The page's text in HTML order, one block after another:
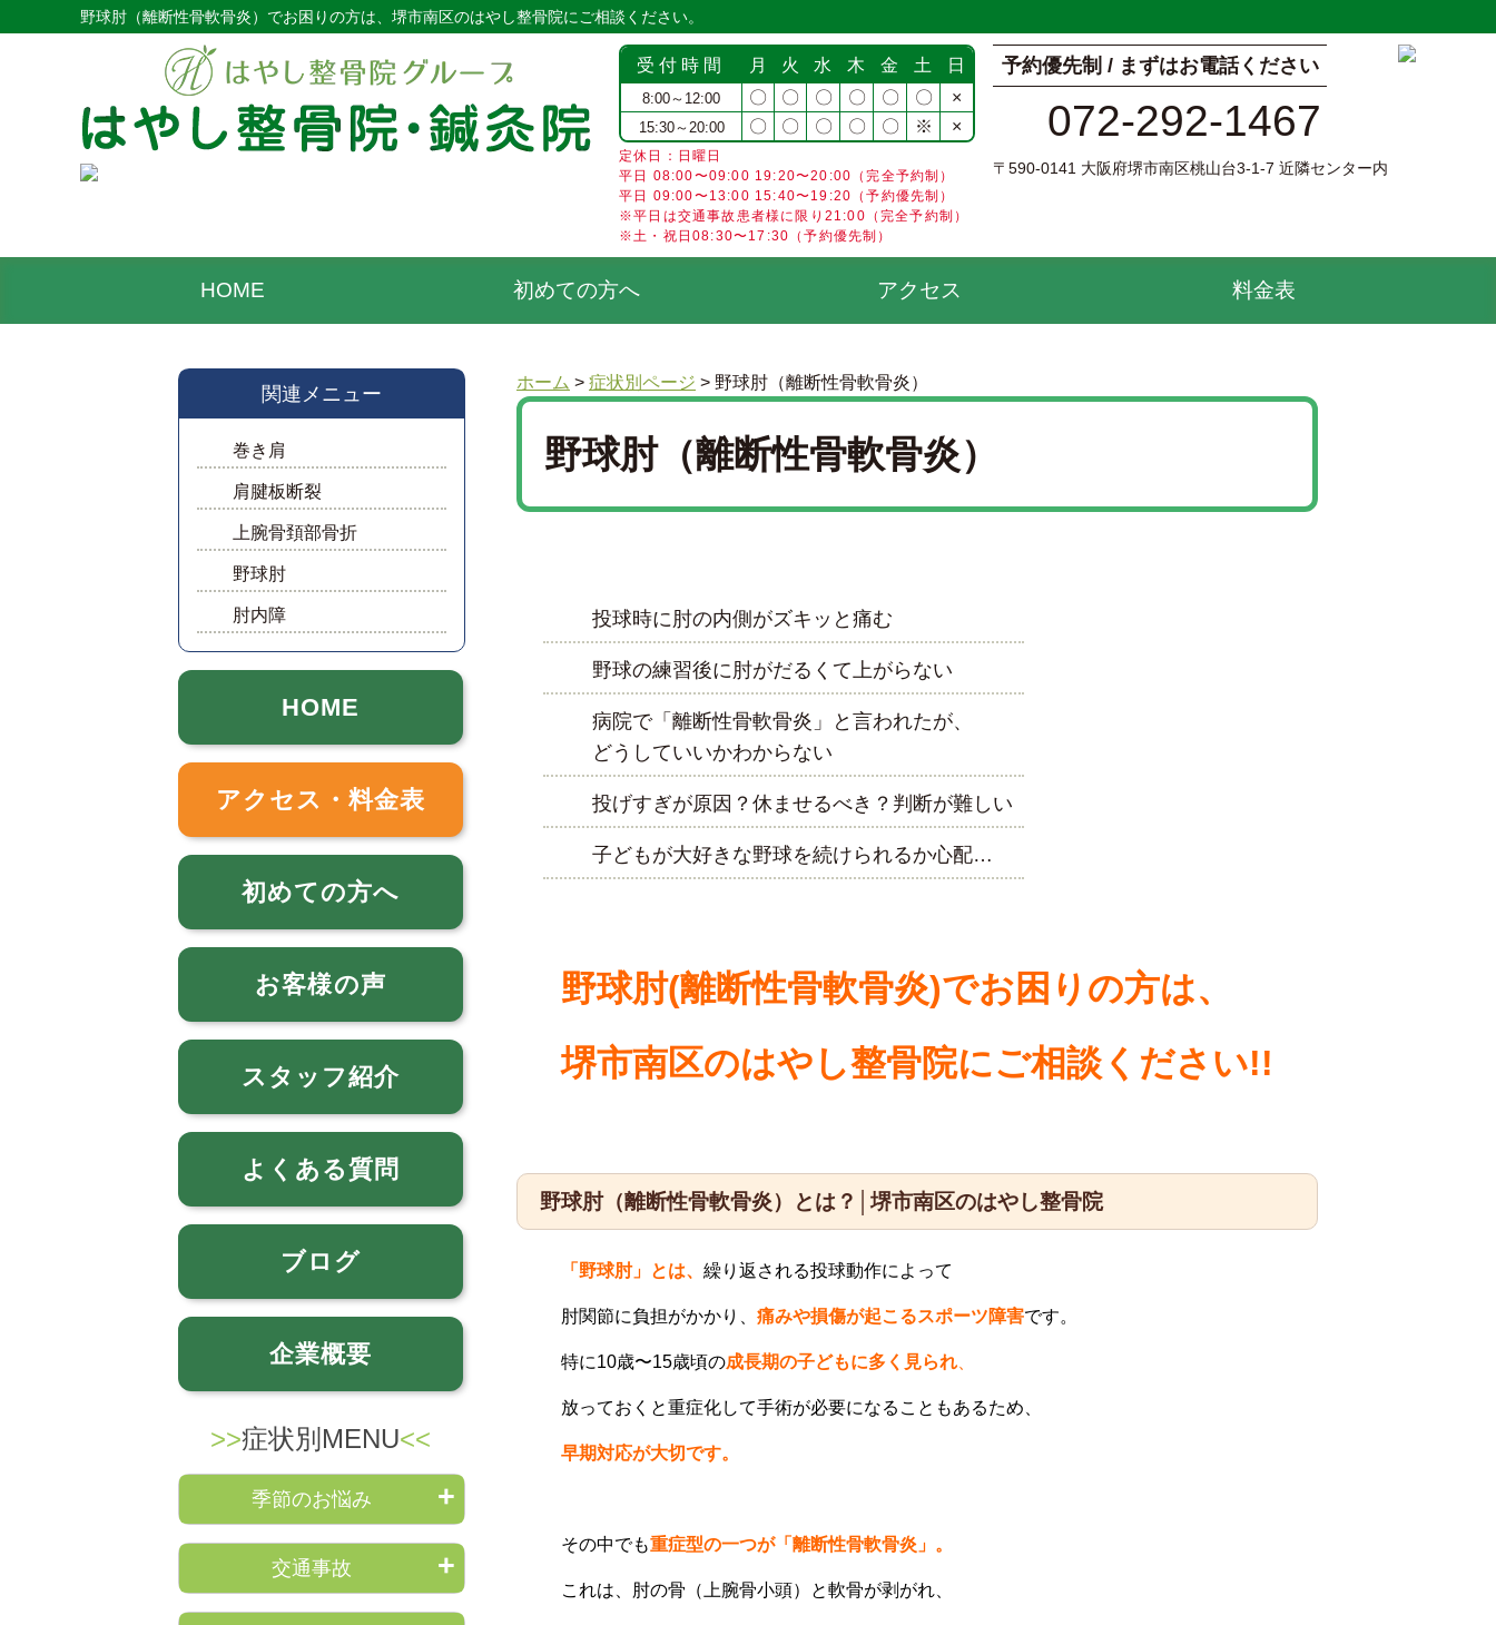
野球肘（離断性骨軟骨炎）でお困りの方は、堺市南区のはやし整骨院にご相談ください。
受付時間 月 火 水 木 金 土 日
8:00～12:00 〇 〇 〇 〇 〇 〇 ×
15:30～20:00 〇 〇 〇 〇 〇 ※ ×
定休日：日曜日
平日 08:00〜09:00 19:20〜20:00（完全予約制）
平日 09:00〜13:00 15:40〜19:20（予約優先制）
※平日は交通事故患者様に限り21:00（完全予約制）
※土・祝日08:30〜17:30（予約優先制）
予約優先制 / まずはお電話ください
072-292-1467
〒590-0141 大阪府堺市南区桃山台3-1-7 近隣センター内
HOME 初めての方へ アクセス 料金表
ホーム > 症状別ページ > 野球肘（離断性骨軟骨炎）
野球肘（離断性骨軟骨炎）
投球時に肘の内側がズキッと痛む
野球の練習後に肘がだるくて上がらない
病院で「離断性骨軟骨炎」と言われたが、
どうしていいかわからない
投げすぎが原因？休ませるべき？判断が難しい
子どもが大好きな野球を続けられるか心配…
野球肘(離断性骨軟骨炎)でお困りの方は、
堺市南区のはやし整骨院にご相談ください!!
野球肘（離断性骨軟骨炎）とは？│堺市南区のはやし整骨院
「野球肘」とは、 繰り返される投球動作によって
肘関節に負担がかかり 痛みや損傷が起こるスポーツ障害です。
特に10歳〜15歳頃の成長期の子どもに多く見られ
放っておくと重症化して手術が必要になることもあるため、
早期対応が大切です。
その中でも重症型の一つが「離断性骨軟骨炎」。
これは、肘の骨（上腕骨小頭）と軟骨が剥がれ、
関連メニュー
巻き肩
肩腱板断裂
上腕骨頚部骨折
野球肘
肘内障
HOME
アクセス・料金表
初めての方へ
お客様の声
スタッフ紹介
よくある質問
ブログ
企業概要
症状別MENU
季節のお悩み
交通事故